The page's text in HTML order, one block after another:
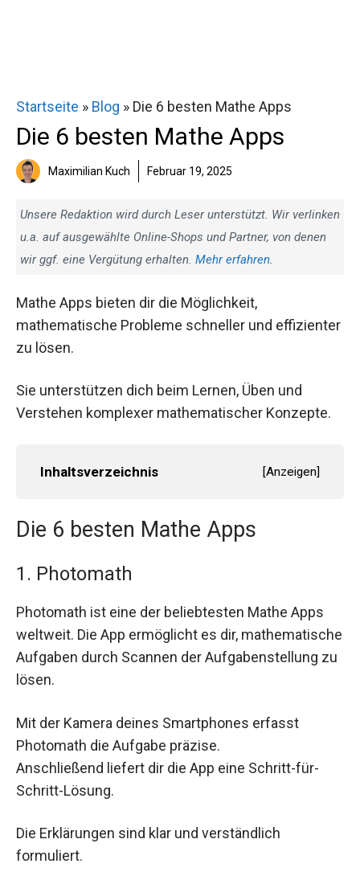
Startseite » Blog » Die 6 besten Mathe Apps
Die 6 besten Mathe Apps
Maximilian Kuch Februar 19, 2025
Unsere Redaktion wird durch Leser unterstützt. Wir verlinken
u.a. auf ausgewählte Online-Shops und Partner, von denen
wir ggf. eine Vergütung erhalten. Mehr erfahren.
Mathe Apps bieten dir die Möglichkeit,
mathematische Probleme schneller und effizienter
zu lösen.
Sie unterstützen dich beim Lernen, Üben und
Verstehen komplexer mathematischer Konzepte.
Inhaltsverzeichnis [Anzeigen]
Die 6 besten Mathe Apps
1. Photomath
Photomath ist eine der beliebtesten Mathe Apps
weltweit. Die App ermöglicht es dir, mathematische
Aufgaben durch Scannen der Aufgabenstellung zu
lösen.
Mit der Kamera deines Smartphones erfasst
Photomath die Aufgabe präzise.
Anschließend liefert dir die App eine Schritt-für-
Schritt-Lösung.
Die Erklärungen sind klar und verständlich
formuliert.